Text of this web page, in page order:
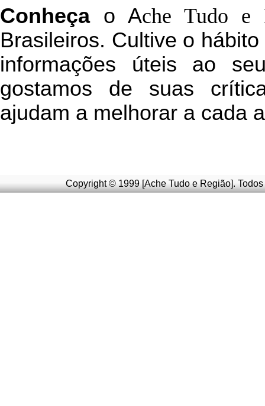
Conheçao Ache Tudo e
Brasileiros. Cultive o
informações úteis ao
gostamos de suas
ajudam a melhorar a cada
Copyright © 1999 [Ache Tudo e Região].